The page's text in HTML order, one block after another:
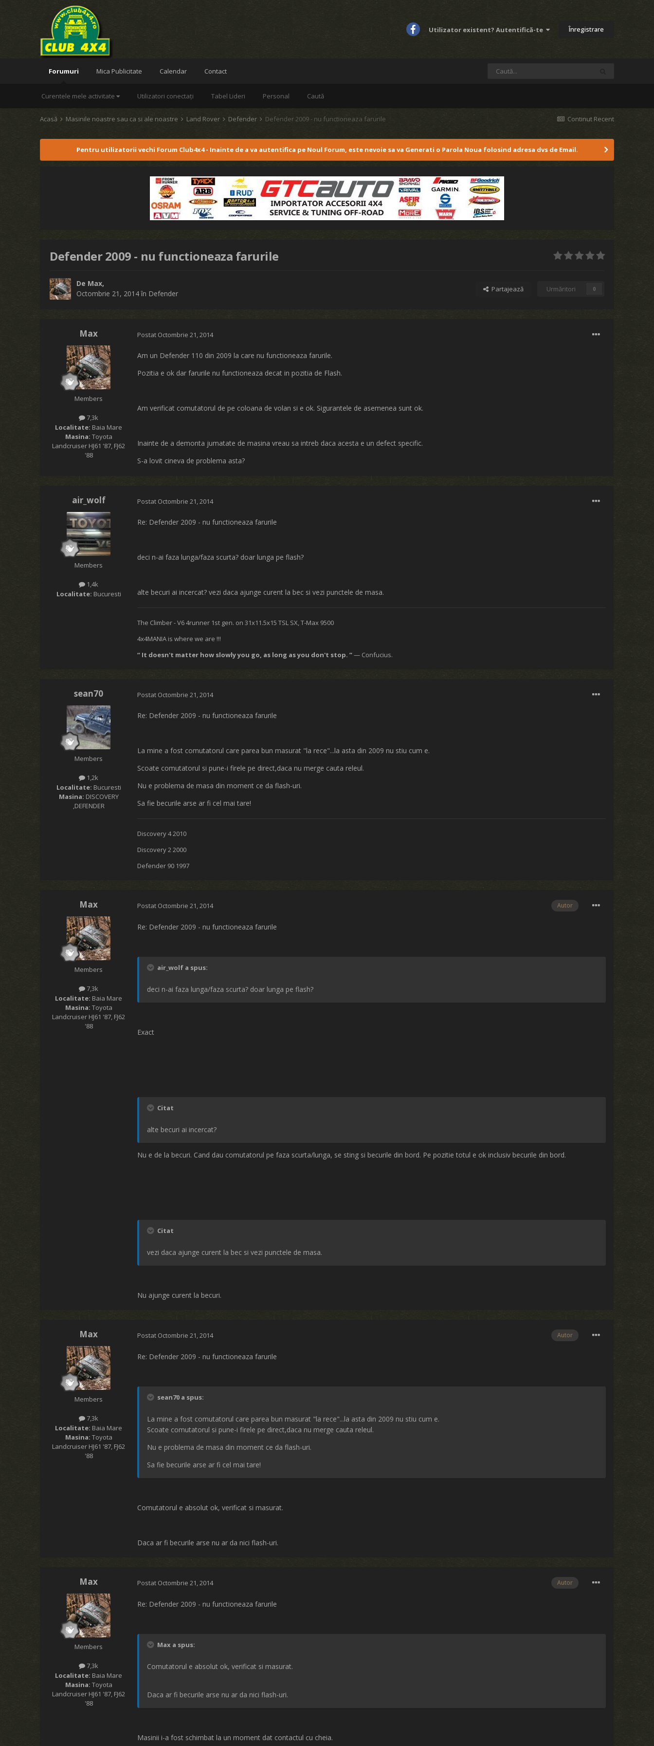
Utilizator existent? Autentifică-te Înregistrare
Forumuri
Curentele mele activitate Utilizatori conectați Tabel Lideri Personal Caută
Mica Publicitate Calendar Contact
Continut Recent
Acasă Masinile noastre sau ca si ale noastre Land Rover Defender Defender 2009 - nu functioneaza farurile
Pentru utilizatorii vechi Forum Club4x4 - Inainte de a va autentifica pe Noul Forum, este nevoie sa va Generati o Parola Noua folosind adresa dvs de Email.
Defender 2009 - nu functioneaza farurile
De Max,
Octombrie 21, 2014în Defender Partajează Urmăritori 0
Max
Members
7,3k
Localitate: Baia Mare
Masina: Toyota
Landcruiser HJ61 '87, FJ62
'88
Postat Octombrie 21, 2014
Am un Defender 110 din 2009 la care nu functioneaza farurile.
Pozitia e ok dar farurile nu functioneaza decat in pozitia de Flash.
Am verificat comutatorul de pe coloana de volan si e ok. Sigurantele de asemenea sunt ok.
Inainte de a demonta jumatate de masina vreau sa intreb daca acesta e un defect specific.
S-a lovit cineva de problema asta?
air_wolf
Members
1,4k
Localitate: Bucuresti
Postat Octombrie 21, 2014
Re: Defender 2009 - nu functioneaza farurile
deci n-ai faza lunga/faza scurta? doar lunga pe flash?
alte becuri ai incercat? vezi daca ajunge curent la bec si vezi punctele de masa.
The Climber - V6 4runner 1st gen. on 31x11.5x15 TSL SX, T-Max 9500
4x4MANIA is where we are !!!
“ It doesn't matter how slowly you go, as long as you don't stop. ”— Confucius.
sean70
Members
1,2k
Localitate: Bucuresti
Masina: DISCOVERY
,DEFENDER
Postat Octombrie 21, 2014
Re: Defender 2009 - nu functioneaza farurile
La mine a fost comutatorul care parea bun masurat "la rece"...la asta din 2009 nu stiu cum e.
Scoate comutatorul si pune-i firele pe direct,daca nu merge cauta releul.
Nu e problema de masa din moment ce da flash-uri.
Sa fie becurile arse ar fi cel mai tare!
Discovery 4 2010
Discovery 2 2000
Defender 90 1997
Max
Members
7,3k
Localitate: Baia Mare
Masina: Toyota
Landcruiser HJ61 '87, FJ62
'88
Autor
Postat Octombrie 21, 2014
Re: Defender 2009 - nu functioneaza farurile
air_wolf a spus:
deci n-ai faza lunga/faza scurta? doar lunga pe flash?
Exact
Citat
alte becuri ai incercat?
Nu e de la becuri. Cand dau comutatorul pe faza scurta/lunga, se sting si becurile din bord. Pe pozitie totul e ok inclusiv becurile din bord.
Citat
vezi daca ajunge curent la bec si vezi punctele de masa.
Nu ajunge curent la becuri.
Max
Members
7,3k
Localitate: Baia Mare
Masina: Toyota
Landcruiser HJ61 '87, FJ62
'88
Autor
Postat Octombrie 21, 2014
Re: Defender 2009 - nu functioneaza farurile
sean70 a spus:
La mine a fost comutatorul care parea bun masurat "la rece"...la asta din 2009 nu stiu cum e.
Scoate comutatorul si pune-i firele pe direct,daca nu merge cauta releul.
Nu e problema de masa din moment ce da flash-uri.
Sa fie becurile arse ar fi cel mai tare!
Comutatorul e absolut ok, verificat si masurat.
Daca ar fi becurile arse nu ar da nici flash-uri.
Max
Members
7,3k
Localitate: Baia Mare
Masina: Toyota
Landcruiser HJ61 '87, FJ62
'88
Autor
Postat Octombrie 21, 2014
Re: Defender 2009 - nu functioneaza farurile
Max a spus:
Comutatorul e absolut ok, verificat si masurat.
Daca ar fi becurile arse nu ar da nici flash-uri.
Masinii i-a fost schimbat la un moment dat contactul cu cheia.